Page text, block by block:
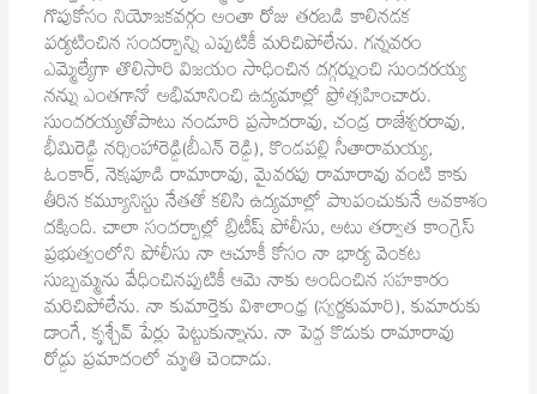
గొపుకోసం నియోజకవర్గం అంతా రోజు తరబడి కాలినడక
పర్యటించిన సందర్భాన్ని ఎప్పటికీ మరిచిపోలేను. గన్నవరం
ఎమ్మెల్యేగా తొలిసారి విజయం సాధించిన దగ్గర్నుంచి సుందరయ్య
నన్ను ఎంతగానో అభిమానించి ఉద్యమాల్లో ప్రోత్సహించారు.
సుందరయ్యతోపాటు నండూరి ప్రసాదరావు, చండ్ర రాజేశ్వరరావు,
భీమిరెడ్డి నర్సింహారెడ్డి(బీఎన్‌ రెడ్డి), కొండపల్లి సీతారామయ్య,
ఓంకార్‌, నెక్కపూడి రామారావు, మైవరపు రామారావు వంటి కాకు
తీరిన కమ్యూనిస్టు నేతతో కలిసి ఉద్యమాల్లో పాుపంచుకునే అవకాశం
దక్కింది. చాలా సందర్భాల్లో బ్రిటీష్‌ పోలీసు, అటు తర్వాత కాంగ్రెస్‌
ప్రభుత్వంలోని పోలీసు నా ఆచూకీ కోసం నా భార్య వెంకట
సుబ్బమ్మను వేధించినప్పటికీ ఆమె నాకు అందించిన సహకారం
మరిచిపోలేను. నా కుమార్తెకు విశాలాంధ్ర (స్వర్ణకుమారి), కుమారుకు
డాంగే, కృశ్చేవ్‌ పేర్లు పెట్టుకున్నాను. నా పెద్ద కొడుకు రామారావు
రోడ్డు ప్రమాదంలో మృతి చెందాడు.